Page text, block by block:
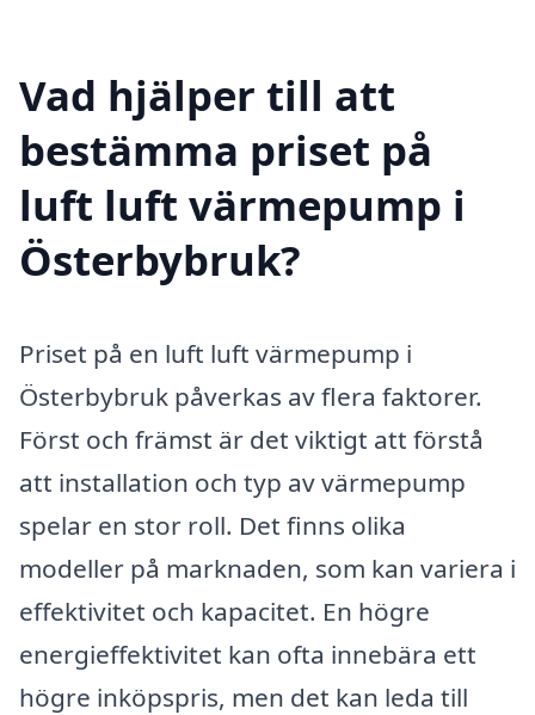
Vad hjälper till att
bestämma priset på
luft luft värmepump i
Österbybruk?
Priset på en luft luft värmepump i
Österbybruk påverkas av flera faktorer.
Först och främst är det viktigt att förstå
att installation och typ av värmepump
spelar en stor roll. Det finns olika
modeller på marknaden, som kan variera i
effektivitet och kapacitet. En högre
energieffektivitet kan ofta innebära ett
högre inköpspris, men det kan leda till